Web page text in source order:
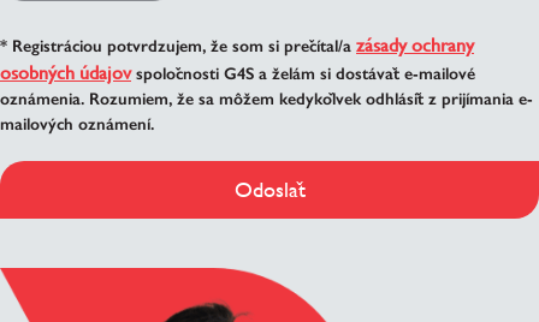
* Registráciou potvrdzujem, že som si prečítal/a zásady ochrany
osobných údajovspoločnosti G4S a želám si dostávať e-mailové
oznámenia. Rozumiem, že sa môžem kedykoľvek odhlásiť z prijímania e-
mailových oznámení.
Odoslať